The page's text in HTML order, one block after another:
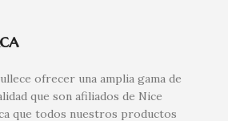
ofrecer una amplia gama de
que son afiliados de Nice
que todos nuestros productos